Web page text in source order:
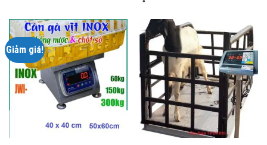
Giảm giá!